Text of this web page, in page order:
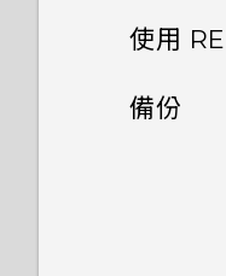
拍
拍攝
依
從
格
將
使用
關於
備份